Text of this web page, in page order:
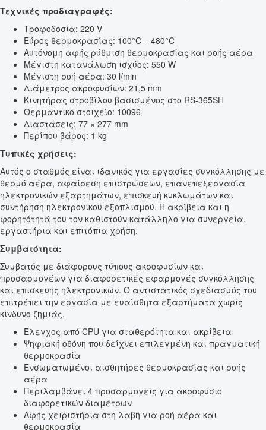
Τεχνικές προδιαγραφές:
Τροφοδοσία: 220 V
Εύρος θερμοκρασίας: 100°C – 480°C
Αυτόνομη αφής ρύθμιση θερμοκρασίας και ροής αέρα
Μέγιστη κατανάλωση ισχύος: 550 W
Μέγιστη ροή αέρα: 30 l/min
Διάμετρος ακροφυσίων: 21,5 mm
Κινητήρας στροβίλου βασισμένος στο RS-365SH
Θερμαντικό στοιχείο: 10096
Διαστάσεις: 77 × 277 mm
Περίπου βάρος: 1 kg
Τυπικές χρήσεις:
Αυτός ο σταθμός είναι ιδανικός για εργασίες συγκόλλησης με
θερμό αέρα, αφαίρεση επιστρώσεων, επανεπεξεργασία
ηλεκτρονικών εξαρτημάτων, επισκευή κυκλωμάτων και
συντήρηση ηλεκτρονικού εξοπλισμού. Η ακρίβεια και η
φορητότητά του τον καθιστούν κατάλληλο για συνεργεία,
εργαστήρια και επιτόπια χρήση.
Συμβατότητα:
Συμβατός με διάφορους τύπους ακροφυσίων και
προσαρμογέων για διαφορετικές εφαρμογές συγκόλλησης
και επισκευής ηλεκτρονικών. Ο αντιστατικός σχεδιασμός του
επιτρέπει την εργασία με ευαίσθητα εξαρτήματα χωρίς
κίνδυνο ζημιάς.
Έλεγχος από CPU για σταθερότητα και ακρίβεια
Ψηφιακή οθόνη που δείχνει επιλεγμένη και πραγματική
θερμοκρασία
Ενσωματωμένοι αισθητήρες θερμοκρασίας και ροής
αέρα
Περιλαμβάνει 4 προσαρμογείς για ακροφύσιο
διαφορετικών διαμέτρων
Αφής χειριστήρια στη λαβή για ροή αέρα και
θερμοκρασία